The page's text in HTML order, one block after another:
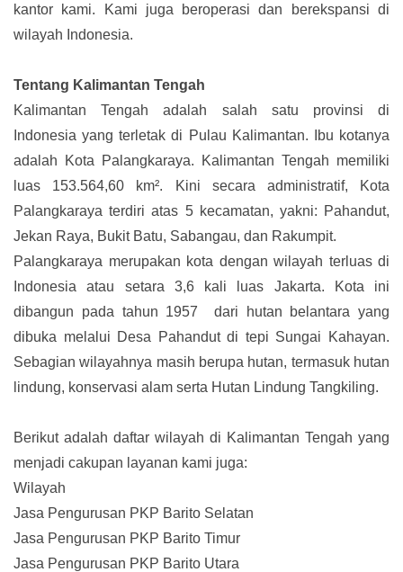
kantor kami. Kami juga beroperasi dan berekspansi di
wilayah Indonesia.
Tentang Kalimantan Tengah
Kalimantan Tengah adalah salah satu provinsi di
Indonesia yang terletak di Pulau Kalimantan. Ibu kotanya
adalah Kota Palangkaraya. Kalimantan Tengah memiliki
luas 153.564,60 km². Kini secara administratif, Kota
Palangkaraya terdiri atas 5 kecamatan, yakni: Pahandut,
Jekan Raya, Bukit Batu, Sabangau, dan Rakumpit.
Palangkaraya merupakan kota dengan wilayah terluas di
Indonesia atau setara 3,6 kali luas Jakarta. Kota ini
dibangun pada tahun 1957 dari hutan belantara yang
dibuka melalui Desa Pahandut di tepi Sungai Kahayan.
Sebagian wilayahnya masih berupa hutan, termasuk hutan
lindung, konservasi alam serta Hutan Lindung Tangkiling.
Berikut adalah daftar wilayah di Kalimantan Tengah yang
menjadi cakupan layanan kami juga:
Wilayah
Jasa Pengurusan PKP Barito Selatan
Jasa Pengurusan PKP Barito Timur
Jasa Pengurusan PKP Barito Utara